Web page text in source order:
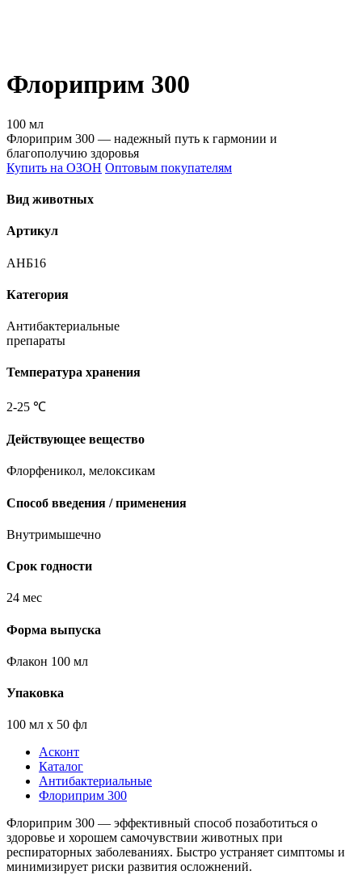
Флориприм 300
100 мл
Флориприм 300 — надежный путь к гармонии и
благополучию здоровья
Купить на ОЗОН Оптовым покупателям
Вид животных
Артикул
АНБ16
Категория
Антибактериальные
препараты
Температура хранения
2-25 ℃
Действующее вещество
Флорфеникол, мелоксикам
Способ введения / применения
Внутримышечно
Срок годности
24 мес
Форма выпуска
Флакон 100 мл
Упаковка
100 мл х 50 фл
Асконт
Каталог
Антибактериальные
Флориприм 300
Флориприм 300 — эффективный способ позаботиться о
здоровье и хорошем самочувствии животных при
респираторных заболеваниях. Быстро устраняет симптомы и
минимизирует риски развития осложнений.